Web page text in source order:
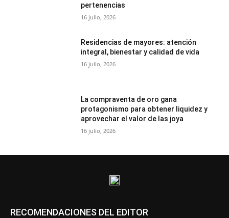
pertenencias
16 julio, 2026
Residencias de mayores: atención
integral, bienestar y calidad de vida
16 julio, 2026
La compraventa de oro gana
protagonismo para obtener liquidez y
aprovechar el valor de las joya
16 julio, 2026
RECOMENDACIONES DEL EDITOR